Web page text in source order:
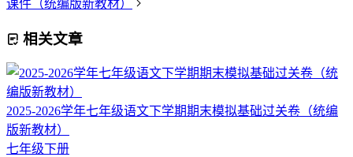
课件（统编版新教材）
相关文章
2025-2026学年七年级语文下学期期末模拟基础过关卷（统编
版新教材）
七年级下册